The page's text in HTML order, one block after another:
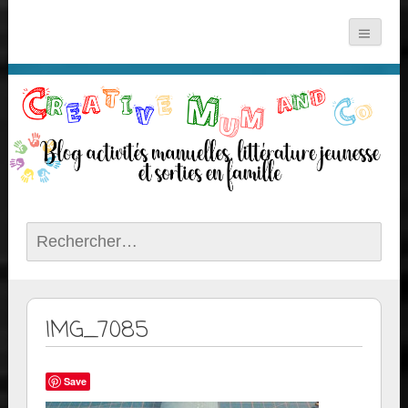
Rechercher :
IMG_7085
Save